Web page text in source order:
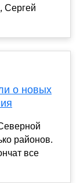
Сергей
о новых
районов.
все